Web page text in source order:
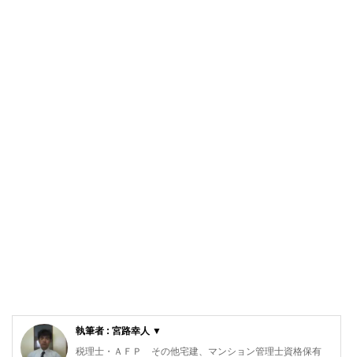
執筆者 : 宮路幸人 ▼
税理士・ＡＦＰ その他宅建、マンション管理士資格保有